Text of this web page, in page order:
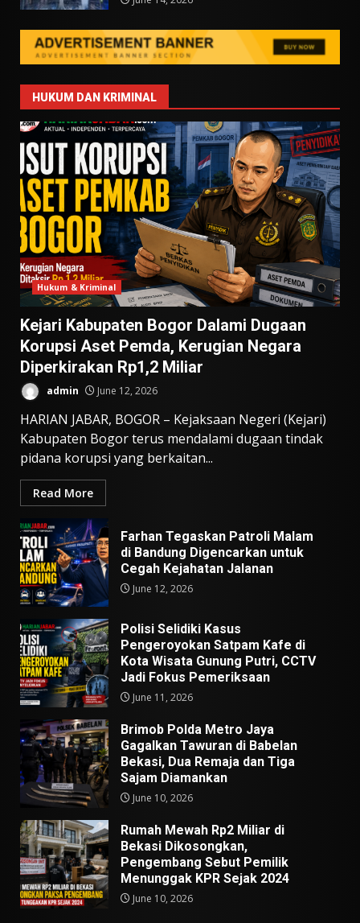
HUKUM DAN KRIMINAL
Hukum & Kriminal
Kejari Kabupaten Bogor Dalami Dugaan
Korupsi Aset Pemda, Kerugian Negara
Diperkirakan Rp1,2 Miliar
admin June 12, 2026
HARIAN JABAR, BOGOR – Kejaksaan Negeri (Kejari)
Kabupaten Bogor terus mendalami dugaan tindak
pidana korupsi yang berkaitan...
Read More
Farhan Tegaskan Patroli Malam
di Bandung Digencarkan untuk
Cegah Kejahatan Jalanan
June 12, 2026
Polisi Selidiki Kasus
Pengeroyokan Satpam Kafe di
Kota Wisata Gunung Putri, CCTV
Jadi Fokus Pemeriksaan
June 11, 2026
Brimob Polda Metro Jaya
Gagalkan Tawuran di Babelan
Bekasi, Dua Remaja dan Tiga
Sajam Diamankan
June 10, 2026
Rumah Mewah Rp2 Miliar di
Bekasi Dikosongkan,
Pengembang Sebut Pemilik
Menunggak KPR Sejak 2024
June 10, 2026